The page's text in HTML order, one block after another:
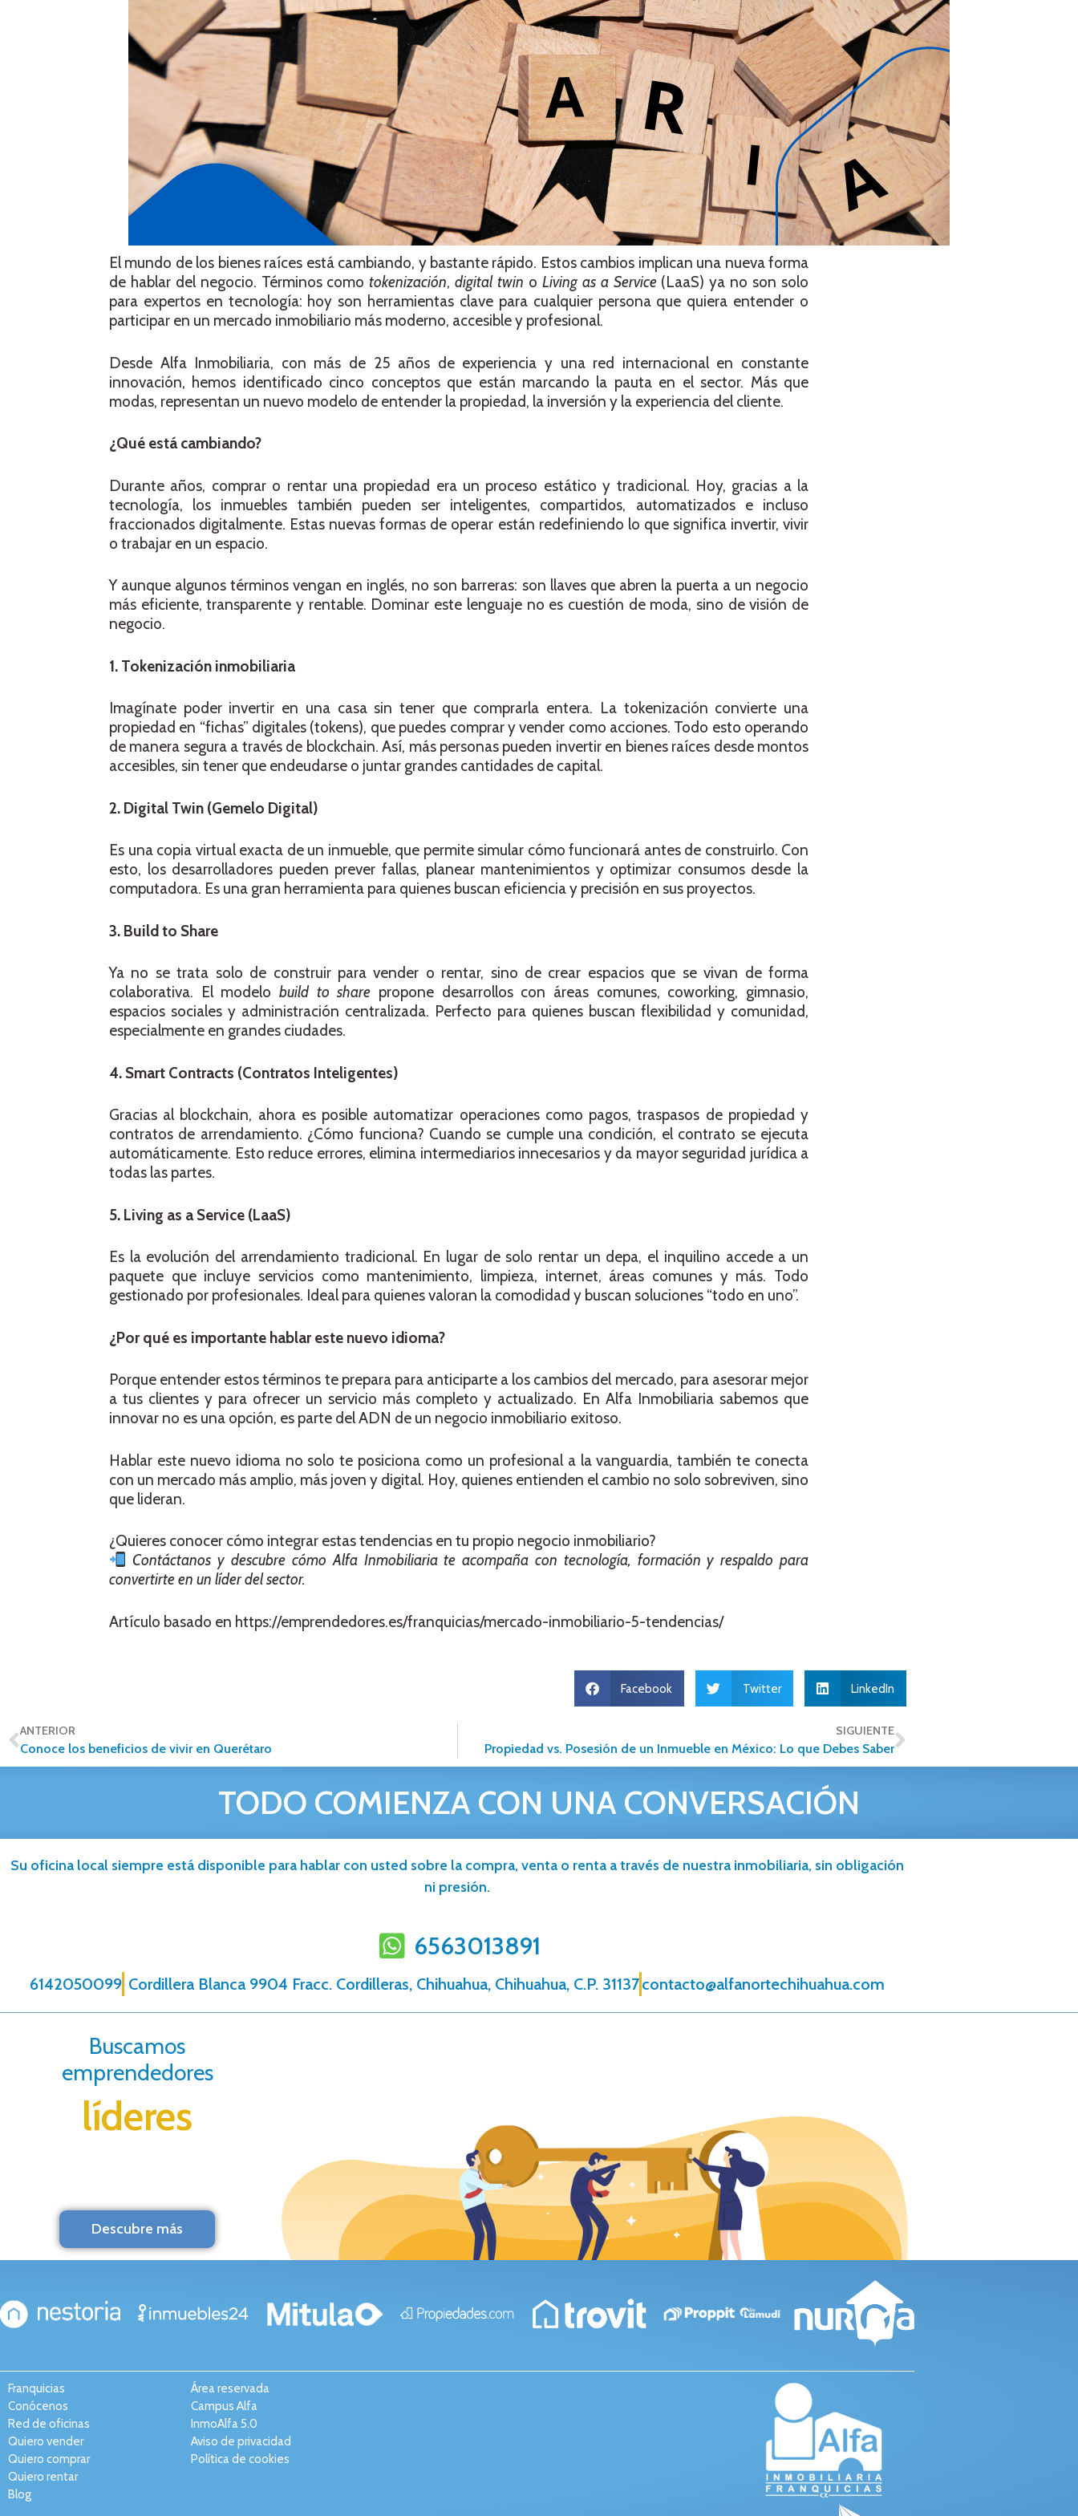
El mundo de los bienes raíces está cambiando, y bastante rápido. Estos cambios implican una nueva forma
de hablar del negocio. Términos comotokenización,digital twin o Living as a Service(LaaS) ya no son solo
para expertos en tecnología: hoy son herramientas clave para cualquier persona que quiera entender o
participar en un mercado inmobiliario más moderno, accesible y profesional.
Desde Alfa Inmobiliaria, con más de 25 años de experiencia y una red internacional en constante
innovación, hemos identificado cinco conceptos que están marcando la pauta en el sector. Más que
modas, representan un nuevo modelo de entender la propiedad, la inversión y la experiencia del cliente.
¿Qué está cambiando?
Durante años, comprar o rentar una propiedad era un proceso estático y tradicional. Hoy, gracias a la
tecnología, los inmuebles también pueden ser inteligentes, compartidos, automatizados e incluso
fraccionados digitalmente. Estas nuevas formas de operar están redefiniendo lo que significa invertir, vivir
o trabajar en un espacio.
Y aunque algunos términos vengan en inglés, no son barreras: son llaves que abren la puerta a un negocio
más eficiente, transparente y rentable. Dominar este lenguaje no es cuestión de moda, sino de visión de
negocio.
1. Tokenización inmobiliaria
Imagínate poder invertir en una casa sin tener que comprarla entera. La tokenización convierte una
propiedad en “fichas” digitales (tokens), que puedes comprar y vender como acciones. Todo esto operando
de manera segura a través de blockchain. Así, más personas pueden invertir en bienes raíces desde montos
accesibles, sin tener que endeudarse o juntar grandes cantidades de capital.
2. Digital Twin (Gemelo Digital)
Es una copia virtual exacta de un inmueble, que permite simular cómo funcionará antes de construirlo. Con
esto, los desarrolladores pueden prever fallas, planear mantenimientos y optimizar consumos desde la
computadora. Es una gran herramienta para quienes buscan eficiencia y precisión en sus proyectos.
3. Build to Share
Ya no se trata solo de construir para vender o rentar, sino de crear espacios que se vivan de forma
colaborativa. El modelo build to share propone desarrollos con áreas comunes, coworking, gimnasio,
espacios sociales y administración centralizada. Perfecto para quienes buscan flexibilidad y comunidad,
especialmente en grandes ciudades.
4. Smart Contracts (Contratos Inteligentes)
Gracias al blockchain, ahora es posible automatizar operaciones como pagos, traspasos de propiedad y
contratos de arrendamiento. ¿Cómo funciona? Cuando se cumple una condición, el contrato se ejecuta
automáticamente. Esto reduce errores, elimina intermediarios innecesarios y da mayor seguridad jurídica a
todas las partes.
5. Living as a Service (LaaS)
Es la evolución del arrendamiento tradicional. En lugar de solo rentar un depa, el inquilino accede a un
paquete que incluye servicios como mantenimiento, limpieza, internet, áreas comunes y más. Todo
gestionado por profesionales. Ideal para quienes valoran la comodidad y buscan soluciones “todo en uno”.
¿Por qué es importante hablar este nuevo idioma?
Porque entender estos términos te prepara para anticiparte a los cambios del mercado, para asesorar mejor
a tus clientes y para ofrecer un servicio más completo y actualizado. En Alfa Inmobiliaria sabemos que
innovar no es una opción, es parte del ADN de un negocio inmobiliario exitoso.
Hablar este nuevo idioma no solo te posiciona como un profesional a la vanguardia, también te conecta
con un mercado más amplio, más joven y digital. Hoy, quienes entienden el cambio no solo sobreviven, sino
que lideran.
¿Quieres conocer cómo integrar estas tendencias en tu propio negocio inmobiliario?
Contáctanos y descubre cómo Alfa Inmobiliaria te acompaña con tecnología, formación y respaldo para
convertirte en un líder del sector.
Artículo basado en https://emprendedores.es/franquicias/mercado-inmobiliario-5-tendencias/
Facebook Twitter LinkedIn
ANTERIOR
Conoce los beneficios de vivir en Querétaro
SIGUIENTE
Propiedad vs. Posesión de un Inmueble en México: Lo que Debes Saber
TODO COMIENZA CON UNA CONVERSACIÓN
Su oficina local siempre está disponible para hablar con usted sobre la compra, venta o renta a través de nuestra inmobiliaria, sin obligación
ni presión.
6563013891
6142050099 Cordillera Blanca 9904 Fracc. Cordilleras, Chihuahua, Chihuahua, C.P. 31137contacto@alfanortechihuahua.com
Buscamos
emprendedores
líderes
Descubre más
Franquicias
Conócenos
Red de oficinas
Quiero vender
Quiero comprar
Quiero rentar
Blog
Área reservada
Campus Alfa
InmoAlfa 5.0
Aviso de privacidad
Política de cookies